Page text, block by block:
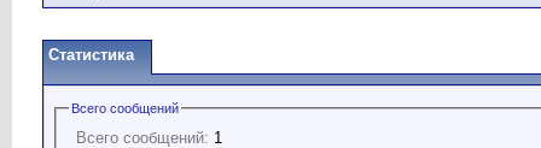
Статистика
Всего сообщений
Всего сообщений: 1